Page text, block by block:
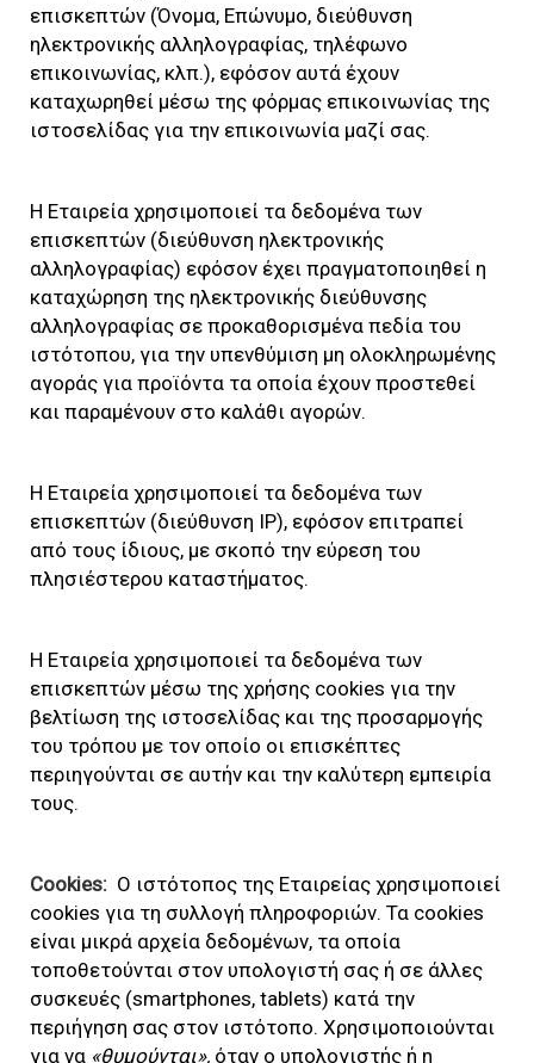
επισκεπτών (Όνομα, Επώνυμο, διεύθυνση
ηλεκτρονικής αλληλογραφίας, τηλέφωνο
επικοινωνίας, κλπ.), εφόσον αυτά έχουν
καταχωρηθεί μέσω της φόρμας επικοινωνίας της
ιστοσελίδας για την επικοινωνία μαζί σας.
Η Εταιρεία χρησιμοποιεί τα δεδομένα των
επισκεπτών (διεύθυνση ηλεκτρονικής
αλληλογραφίας) εφόσον έχει πραγματοποιηθεί η
καταχώρηση της ηλεκτρονικής διεύθυνσης
αλληλογραφίας σε προκαθορισμένα πεδία του
ιστότοπου, για την υπενθύμιση μη ολοκληρωμένης
αγοράς για προϊόντα τα οποία έχουν προστεθεί
και παραμένουν στο καλάθι αγορών.
Η Εταιρεία χρησιμοποιεί τα δεδομένα των
επισκεπτών (διεύθυνση IP), εφόσον επιτραπεί
από τους ίδιους, με σκοπό την εύρεση του
πλησιέστερου καταστήματος.
Η Εταιρεία χρησιμοποιεί τα δεδομένα των
επισκεπτών μέσω της χρήσης cookies για την
βελτίωση της ιστοσελίδας και της προσαρμογής
του τρόπου με τον οποίο οι επισκέπτες
περιηγούνται σε αυτήν και την καλύτερη εμπειρία
τους.
Cookies: Ο ιστότοπος της Εταιρείας χρησιμοποιεί
cookies για τη συλλογή πληροφοριών. Τα cookies
είναι μικρά αρχεία δεδομένων, τα οποία
τοποθετούνται στον υπολογιστή σας ή σε άλλες
συσκευές (smartphones, tablets) κατά την
περιήγηση σας στον ιστότοπο. Χρησιμοποιούνται
για να «θυμούνται», όταν ο υπολογιστής ή η